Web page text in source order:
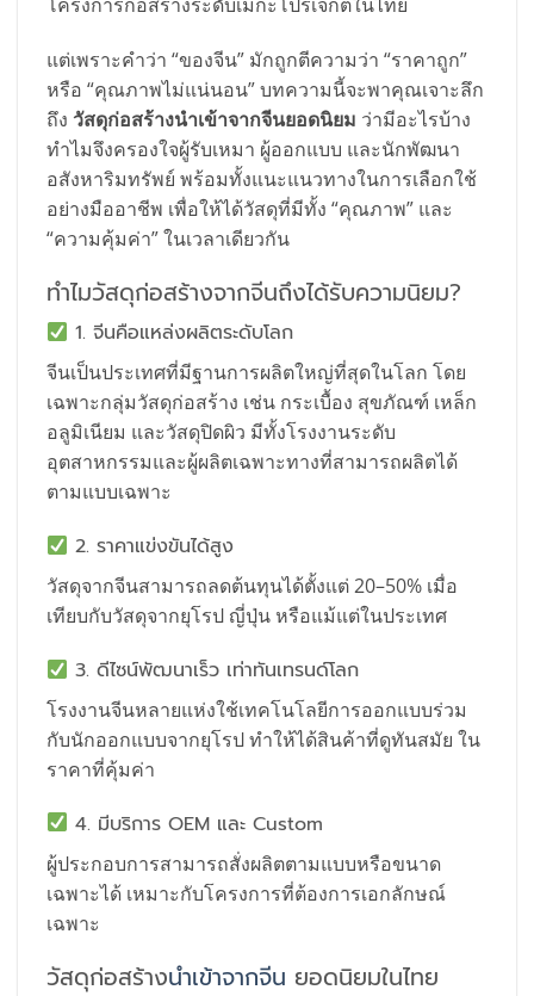
แต่เพราะคำว่า “ของจีน” มักถูกตีความว่า “ราคาถูก”
หรือ “คุณภาพไม่แน่นอน” บทความนี้จะพาคุณเจาะลึก
ถึง วัสดุก่อสร้างนำเข้าจากจีนยอดนิยม ว่ามีอะไรบ้าง
ทำไมจึงครองใจผู้รับเหมา ผู้ออกแบบ และนักพัฒนา
อสังหาริมทรัพย์ พร้อมทั้งแนะแนวทางในการเลือกใช้
อย่างมืออาชีพ เพื่อให้ได้วัสดุที่มีทั้ง “คุณภาพ” และ
“ความคุ้มค่า” ในเวลาเดียวกัน
ทำไมวัสดุก่อสร้างจากจีนถึงได้รับความนิยม?
1. จีนคือแหล่งผลิตระดับโลก
จีนเป็นประเทศที่มีฐานการผลิตใหญ่ที่สุดในโลก โดย
เฉพาะกลุ่มวัสดุก่อสร้าง เช่น กระเบื้อง สุขภัณฑ์ เหล็ก
อลูมิเนียม และวัสดุปิดผิว มีทั้งโรงงานระดับ
อุตสาหกรรมและผู้ผลิตเฉพาะทางที่สามารถผลิตได้
ตามแบบเฉพาะ
2. ราคาแข่งขันได้สูง
วัสดุจากจีนสามารถลดต้นทุนได้ตั้งแต่ 20–50% เมื่อ
เทียบกับวัสดุจากยุโรป ญี่ปุ่น หรือแม้แต่ในประเทศ
3. ดีไซน์พัฒนาเร็ว เท่าทันเทรนด์โลก
โรงงานจีนหลายแห่งใช้เทคโนโลยีการออกแบบร่วม
กับนักออกแบบจากยุโรป ทำให้ได้สินค้าที่ดูทันสมัย ใน
ราคาที่คุ้มค่า
4. มีบริการ OEM และ Custom
ผู้ประกอบการสามารถสั่งผลิตตามแบบหรือขนาด
เฉพาะได้ เหมาะกับโครงการที่ต้องการเอกลักษณ์
เฉพาะ
วัสดุก่อสร้างนำเข้าจากจีน ยอดนิยมในไทย